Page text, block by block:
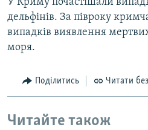
У Криму почастішали
дельфінів. За півроку
випадків виявлення
моря.
Поділитись Читати
Читайте також